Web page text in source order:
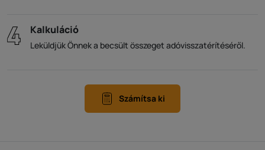
Kalkuláció
Leküldjük Önnek a becsült összeget adóvisszatérítéséről.
Számítsa ki